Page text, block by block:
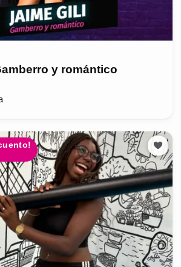
y romántico